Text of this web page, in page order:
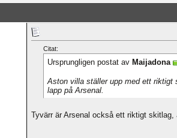
Citat:
Ursprungligen postat av Maijadona
Aston villa ställer upp med ett riktigt
lapp på Arsenal.
Tyvärr är Arsenal också ett riktigt